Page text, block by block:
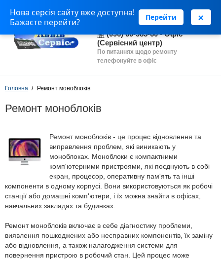
Нова серсія сайту вже доступна!
Бажаєте перейти?
Перейти ×
(063) 243 69 90 - Установка
(096) 60-985-60 - Офіс
(Сервісний центр)
По питаннях щодо ремонту
телефонуйте в офіс
Головна Ремонт моноблоків
Ремонт моноблоків
Ремонт моноблоків - це процес відновлення та
виправлення проблем, які виникають у
моноблоках. Моноблоки є компактними
комп'ютерними пристроями, які поєднують в собі
екран, процесор, оперативну пам'ять та інші
компоненти в одному корпусі. Вони використовуються як робочі
станції або домашні комп'ютери, і їх можна знайти в офісах,
навчальних закладах та будинках.
Ремонт моноблоків включає в себе діагностику проблеми,
виявлення пошкоджених або несправних компонентів, їх заміну
або відновлення, а також налагодження системи для
повернення пристрою в робочий стан. Цей процес може